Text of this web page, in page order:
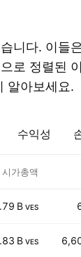
니다. 이들
로 정렬된
알아보세요.
수익성
시가총액
B VES
B VES